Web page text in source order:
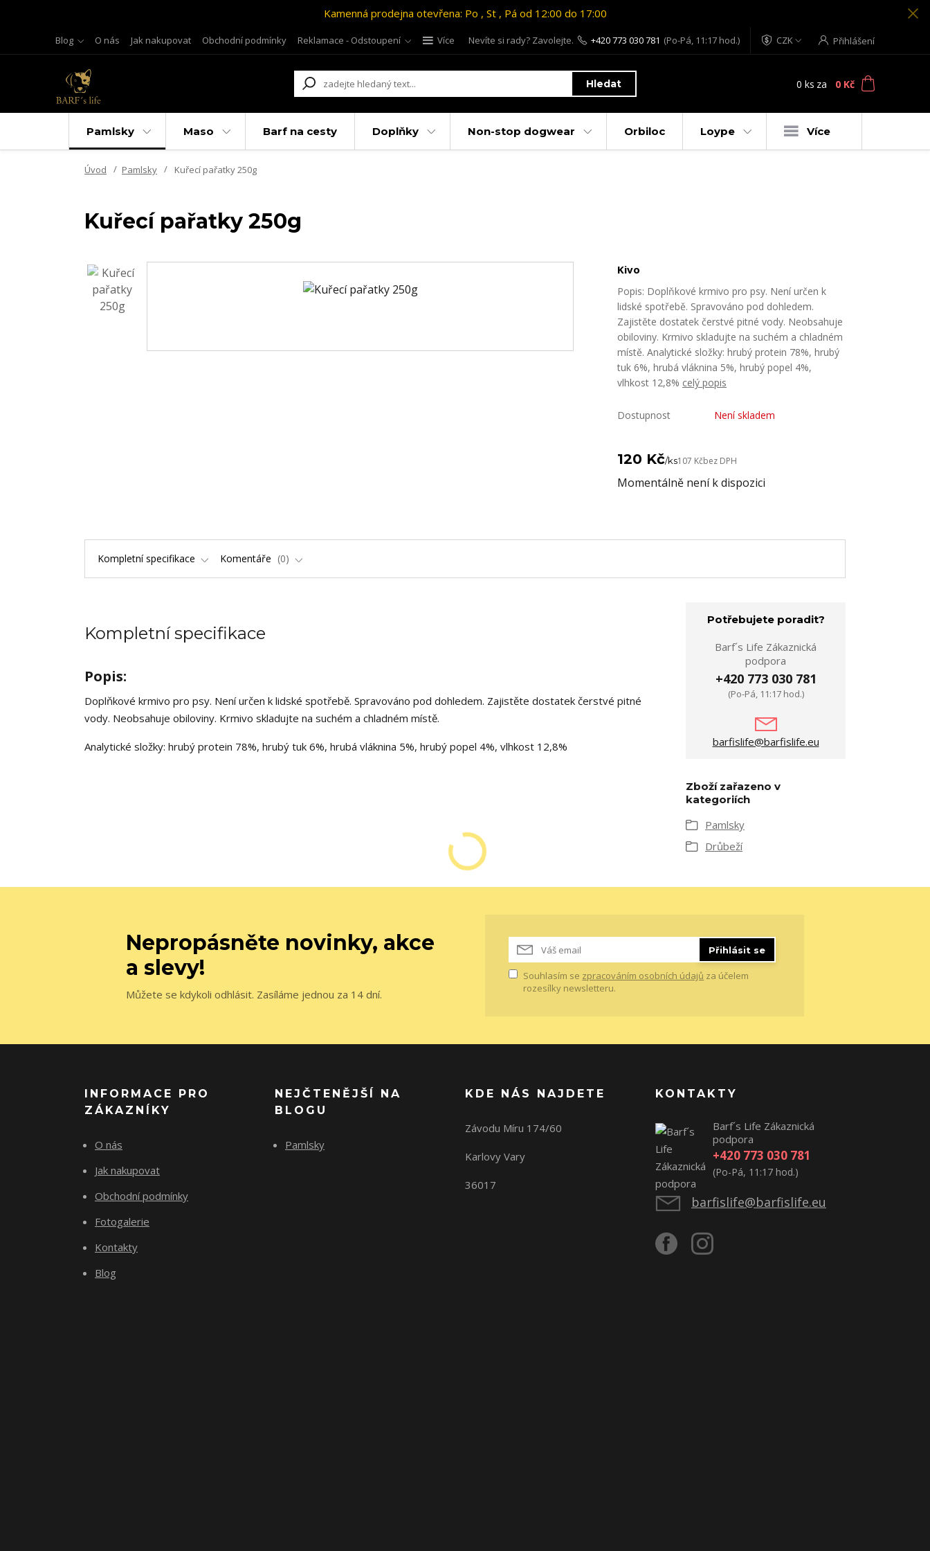
Kamenná prodejna otevřena: Po , St , Pá od 12:00 do 17:00
Blog O nás Jak nakupovat Obchodní podmínky Reklamace - Odstoupení Více CZK Přihlášení
Hledat
Nevíte si rady? Zavolejte. +420 773 030 781 (Po-Pá, 11:17 hod.)
0 ks za 0 Kč
Pamlsky Maso Barf na cesty Doplňky Non-stop dogwear Orbiloc Loype Více
Úvod Pamlsky Kuřecí pařatky 250g
Kuřecí pařatky 250g
Kivo
Popis: Doplňkové krmivo pro psy. Není určen k
lidské spotřebě. Spravováno pod dohledem.
Zajistěte dostatek čerstvé pitné vody. Neobsahuje
obiloviny. Krmivo skladujte na suchém a chladném
místě. Analytické složky: hrubý protein 78%, hrubý
tuk 6%, hrubá vláknina 5%, hrubý popel 4%,
vlhkost 12,8% celý popis
Dostupnost Není skladem
120 Kč/ks107 Kčbez DPH
Momentálně není k dispozici
Kompletní specifikace Komentáře 0
Kompletní specifikace
Popis:
Doplňkové krmivo pro psy. Není určen k lidské spotřebě. Spravováno pod dohledem. Zajistěte dostatek čerstvé pitné
vody. Neobsahuje obiloviny. Krmivo skladujte na suchém a chladném místě.
Analytické složky: hrubý protein 78%, hrubý tuk 6%, hrubá vláknina 5%, hrubý popel 4%, vlhkost 12,8%
Potřebujete poradit?
Barf´s Life Zákaznická
podpora
+420 773 030 781
(Po-Pá, 11:17 hod.)
barfislife@barfislife.eu
Zboží zařazeno v
kategoriích
Pamlsky
Drůbeží
Nepropásněte novinky, akce
a slevy!
Můžete se kdykoli odhlásit. Zasíláme jednou za 14 dní.
Přihlásit se
Souhlasím se zpracováním osobních údajů za účelem
rozesílky newsletteru.
INFORMACE PRO
ZÁKAZNÍKY
O nás
Jak nakupovat
Obchodní podmínky
Fotogalerie
Kontakty
Blog
NEJČTENĚJŠÍ NA
BLOGU
Pamlsky
KDE NÁS NAJDETE
Závodu Míru 174/60
Karlovy Vary
36017
KONTAKTY
Barf´s Life Zákaznická
podpora
+420 773 030 781
(Po-Pá, 11:17 hod.)
barfislife@barfislife.eu